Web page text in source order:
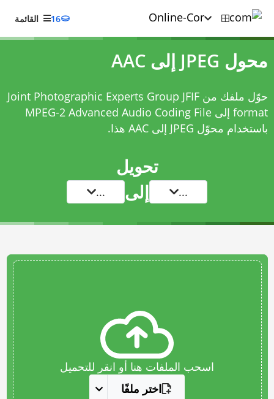
16 القائمة
محول JPEG إلى AAC
حوّل ملفك من Joint Photographic Experts Group JFIF
format إلى MPEG-2 Advanced Audio Coding File
باستخدام محوّل JPEG إلى AAC هذا.
تحويل
... إلى ...
اسحب الملفات هنا أو انقر للتحميل
اختر ملفًا